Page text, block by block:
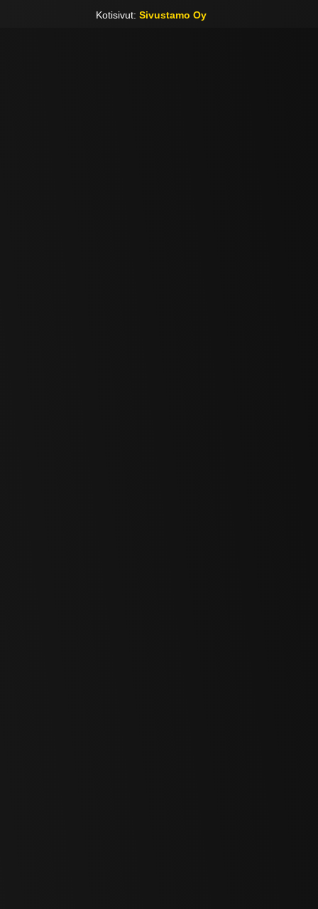
Kotisivut: Sivustamo Oy